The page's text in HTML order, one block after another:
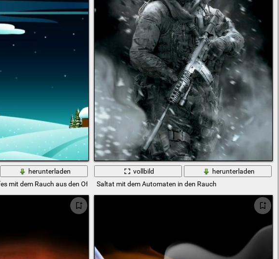
herunterladen
mit dem Rauch aus den Ofenrohren der Hütten
vollbild
herunterladen
Saltat mit dem Automaten in den Rauch